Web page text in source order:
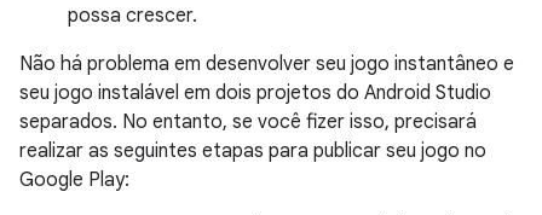
possa crescer.
Não há problema em desenvolver seu jogo instantâneo e
seu jogo instalável em dois projetos do Android Studio
separados. No entanto, se você fizer isso, precisará
realizar as seguintes etapas para publicar seu jogo no
Google Play: